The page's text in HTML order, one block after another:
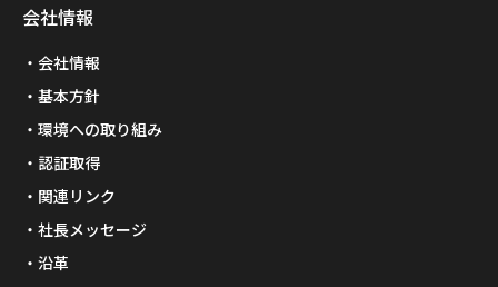
会社情報
会社情報
基本方針
環境への取り組み
認証取得
関連リンク
社長メッセージ
沿革